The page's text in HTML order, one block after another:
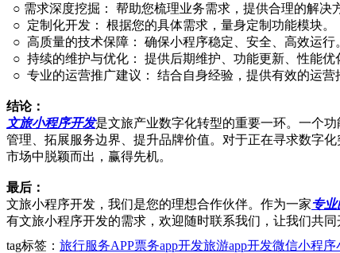
○ 需求深度挖掘： 帮助您梳理业务需求，提供合理的解决
○ 定制化开发： 根据您的具体需求，量身定制功能模块。
○ 高质量的技术保障： 确保小程序稳定、安全、高效运行
○ 持续的维护与优化： 提供后期维护、功能更新、性能优
○ 专业的运营推广建议： 结合自身经验，提供有效的运营
结论：
文旅小程序开发是文旅产业数字化转型的重要一环。一个
管理、拓展服务边界、提升品牌价值。对于正在寻求数字
市场中脱颖而出，赢得先机。
最后：
文旅小程序开发，我们是您的理想合作伙伴。作为一家专业
有文旅小程序开发的需求，欢迎随时联系我们，让我们共同
tag标签： 旅行服务APP票务app开发旅游app开发微信小程序